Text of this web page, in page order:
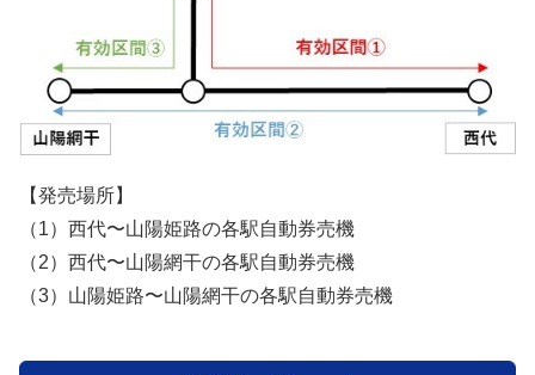
【発売場所】
（1）西代〜山陽姫路の各駅自動券売機
（2）西代〜山陽網干の各駅自動券売機
（3）山陽姫路〜山陽網干の各駅自動券売機